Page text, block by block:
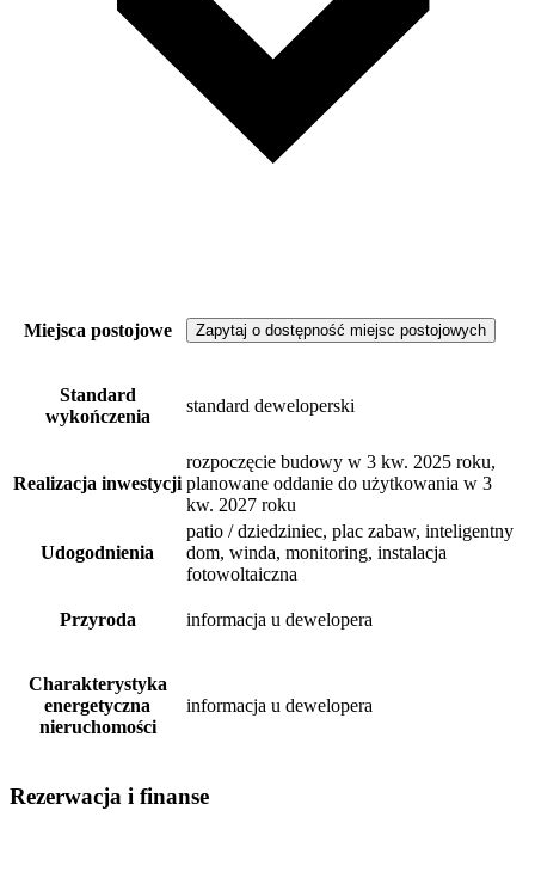
Miejsca postojowe Zapytaj o dostępność miejsc postojowych
Standard
wykończenia
standard deweloperski
Realizacja inwestycji
rozpoczęcie budowy w 3 kw. 2025 roku,
planowane oddanie do użytkowania w 3
kw. 2027 roku
Udogodnienia
patio / dziedziniec, plac zabaw, inteligentny
dom, winda, monitoring, instalacja
fotowoltaiczna
Przyroda informacja u dewelopera
Charakterystyka
energetyczna
nieruchomości
informacja u dewelopera
Rezerwacja i finanse